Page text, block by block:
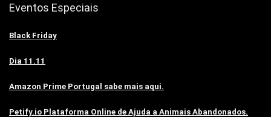
Eventos Especiais
Black Friday
Dia 11.11
Amazon Prime Portugal sabe mais aqui.
Petify.io Plataforma Online de Ajuda a Animais Abandonados.